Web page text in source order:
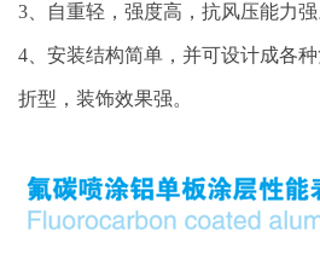
3、自重轻，强度高，抗风压能力强
4、安装结构简单，并可设计成各
折型，装饰效果强。